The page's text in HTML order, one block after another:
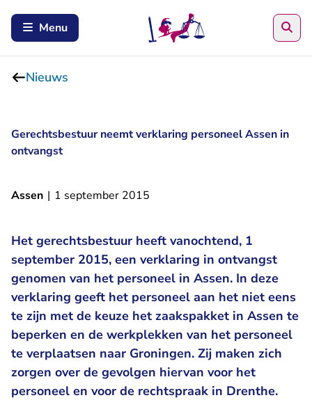
Menu
Nieuws
Gerechtsbestuur neemt verklaring personeel Assen in
ontvangst
Assen | 1 september 2015
Het gerechtsbestuur heeft vanochtend, 1
september 2015, een verklaring in ontvangst
genomen van het personeel in Assen. In deze
verklaring geeft het personeel aan het niet eens
te zijn met de keuze het zaakspakket in Assen te
beperken en de werkplekken van het personeel
te verplaatsen naar Groningen. Zij maken zich
zorgen over de gevolgen hiervan voor het
personeel en voor de rechtspraak in Drenthe.